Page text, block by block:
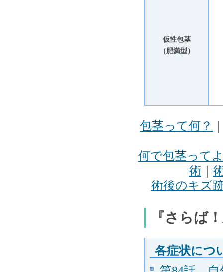
仮性包茎
（肥満型）
包茎って何？
何で包茎って
術
術後のキズ
『さらば
各症状につ